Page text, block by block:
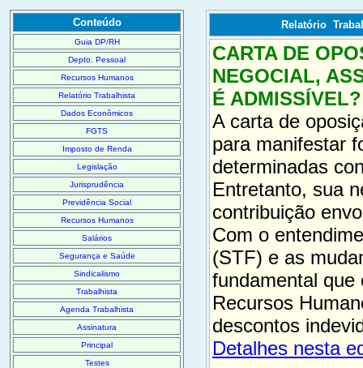
Conteúdo
Guia DP/RH
Depto. Pessoal
Recursos Humanos
Relatório Trabalhista
Dados Econômicos
FGTS
Imposto de Renda
Legislação
Jurisprudência
Previdência Social
Recursos Humanos
Salários
Segurança e Saúde
Sindicalismo
Trabalhista
Agenda Trabalhista
Assinatura
Principal
Testes
Relatório
CARTA DE
NEGOCIAL,
É ADMISSÍVEL?
A carta de
para manifestar
determinadas
Entretanto, sua
contribuição
Com o
(STF) e as
fundamental que
Recursos
descontos
Detalhes nesta